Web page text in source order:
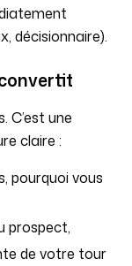
décisionnaire).
C’est une
claire :
pourquoi vous
prospect,
de votre tour